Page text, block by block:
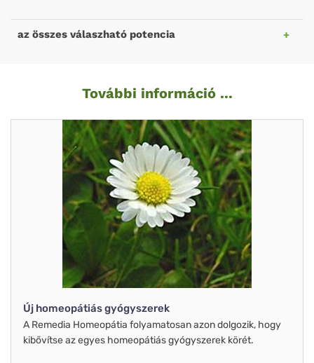
az összes válaszható potencia
További információ ...
Új homeopátiás gyógyszerek
A Remedia Homeopátia folyamatosan azon dolgozik, hogy
kibővítse az egyes homeopátiás gyógyszerek körét.